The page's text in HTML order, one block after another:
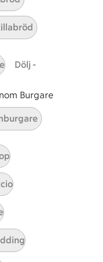
Dölj -
Burgare
kommentarer
tillaga
har Enkel svårighetsgrad